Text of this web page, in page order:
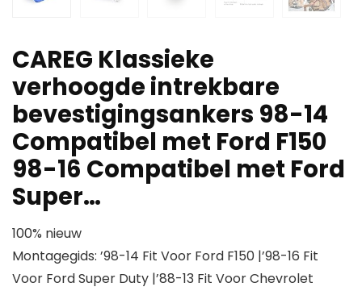
CAREG Klassieke
verhoogde intrekbare
bevestigingsankers 98-14
Compatibel met Ford F150
98-16 Compatibel met Ford
Super…
100% nieuw
Montagegids: ’98-14 Fit Voor Ford F150 |’98-16 Fit
Voor Ford Super Duty |’88-13 Fit Voor Chevrolet